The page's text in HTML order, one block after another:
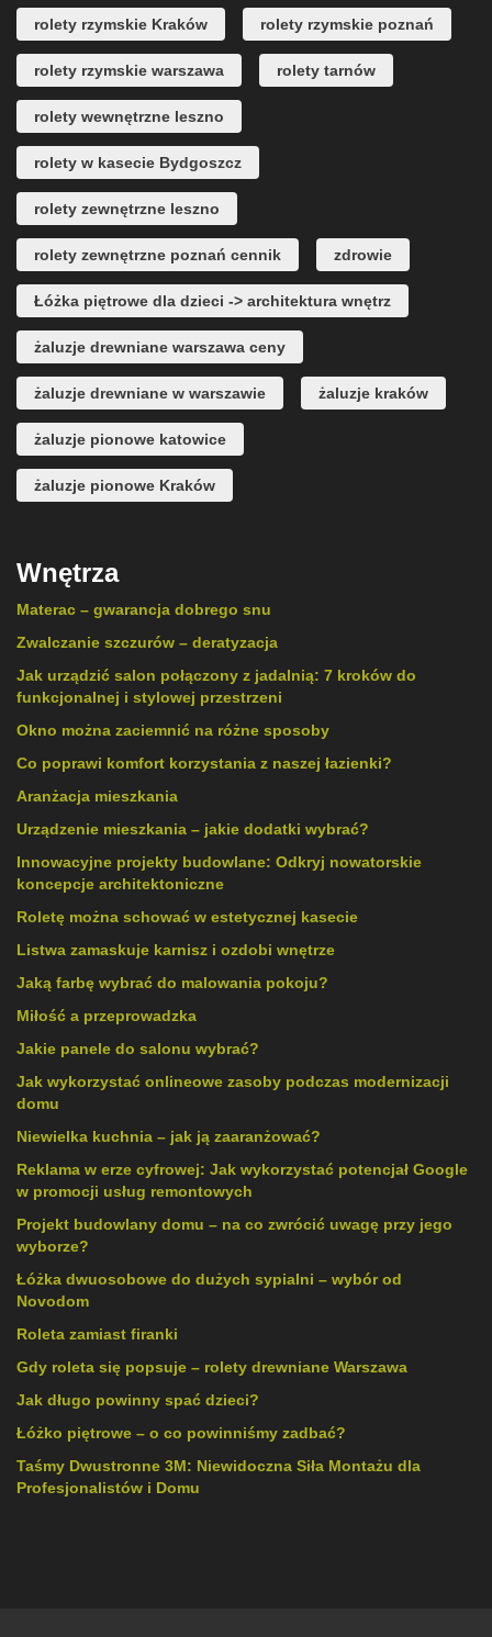
rolety rzymskie Kraków rolety rzymskie poznań
rolety rzymskie warszawa rolety tarnów
rolety wewnętrzne leszno
rolety w kasecie Bydgoszcz
rolety zewnętrzne leszno
rolety zewnętrzne poznań cennik zdrowie
Łóżka piętrowe dla dzieci -> architektura wnętrz
żaluzje drewniane warszawa ceny
żaluzje drewniane w warszawie żaluzje kraków
żaluzje pionowe katowice
żaluzje pionowe Kraków
Wnętrza
Materac – gwarancja dobrego snu
Zwalczanie szczurów – deratyzacja
Jak urządzić salon połączony z jadalnią: 7 kroków do
funkcjonalnej i stylowej przestrzeni
Okno można zaciemnić na różne sposoby
Co poprawi komfort korzystania z naszej łazienki?
Aranżacja mieszkania
Urządzenie mieszkania – jakie dodatki wybrać?
Innowacyjne projekty budowlane: Odkryj nowatorskie
koncepcje architektoniczne
Roletę można schować w estetycznej kasecie
Listwa zamaskuje karnisz i ozdobi wnętrze
Jaką farbę wybrać do malowania pokoju?
Miłość a przeprowadzka
Jakie panele do salonu wybrać?
Jak wykorzystać onlineowe zasoby podczas modernizacji
domu
Niewielka kuchnia – jak ją zaaranżować?
Reklama w erze cyfrowej: Jak wykorzystać potencjał Google
w promocji usług remontowych
Projekt budowlany domu – na co zwrócić uwagę przy jego
wyborze?
Łóżka dwuosobowe do dużych sypialni – wybór od
Novodom
Roleta zamiast firanki
Gdy roleta się popsuje – rolety drewniane Warszawa
Jak długo powinny spać dzieci?
Łóżko piętrowe – o co powinniśmy zadbać?
Taśmy Dwustronne 3M: Niewidoczna Siła Montażu dla
Profesjonalistów i Domu